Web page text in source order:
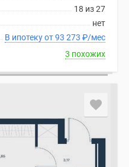
18 из 27
нет
В ипотеку от 93 273 ₽/мес
3 похожих